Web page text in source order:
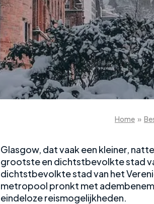
Home »
Glasgow, dat vaak een kleiner,
grootste en dichtstbevolkte stad
dichtstbevolkte stad van het
metropool pronkt met
eindeloze reismogelijkheden.